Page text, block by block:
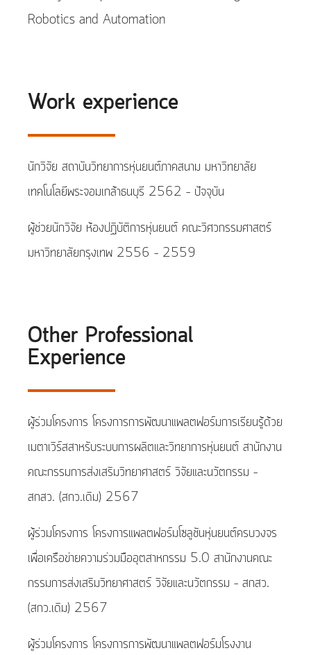
Robotics and Automation
Work experience
นักวิจัย สถาบันวิทยาการหุ่นยนต์ภาคสนาม มหาวิทยาลัย
เทคโนโลยีพระจอมเกล้าธนบุรี 2562 – ปัจจุบัน
ผู้ช่วยนักวิจัย ห้องปฏิบัติการหุ่นยนต์ คณะวิศวกรรมศาสตร์
มหาวิทยาลัยกรุงเทพ 2556 – 2559
Other Professional
Experience
ผู้ร่วมโครงการ โครงการการพัฒนาแพลตฟอร์มการเรียนรู้ด้วย
เมตาเวิร์สสาหรับระบบการผลิตและวิทยาการหุ่นยนต์ สานักงาน
คณะกรรมการส่งเสริมวิทยาศาสตร์ วิจัยและนวัตกรรม –
สกสว. (สกว.เดิม) 2567
ผู้ร่วมโครงการ โครงการแพลตฟอร์มโซลูชันหุ่นยนต์ครบวงจร
เพื่อเครือข่ายความร่วมมืออุตสาหกรรม 5.0 สานักงานคณะ
กรรมการส่งเสริมวิทยาศาสตร์ วิจัยและนวัตกรรม – สกสว.
(สกว.เดิม) 2567
ผู้ร่วมโครงการ โครงการการพัฒนาแพลตฟอร์มโรงงาน